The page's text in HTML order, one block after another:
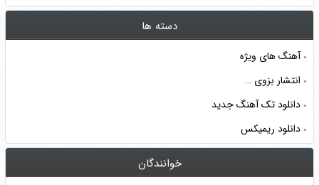
دسته ها
آهنگ های ویژه
انتشار بزوی …
دانلود تک آهنگ جدید
دانلود ریمیکس
خوانندگان